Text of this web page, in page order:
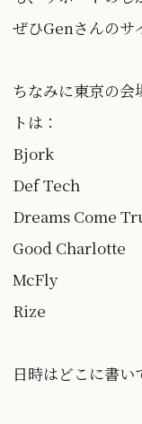
ぜひGenさんのサ
ちなみに東京の会
トは：
Bjork
Def Tech
Dreams Come
Good Charlotte
McFly
Rize
日時はどこに書い